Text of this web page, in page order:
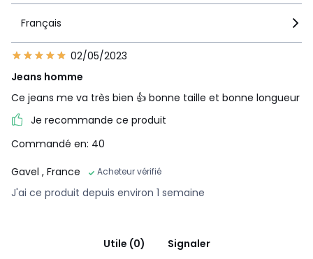
Français
02/05/2023
Jeans homme
Ce jeans me va très bien 👍 bonne taille et bonne longueur
Je recommande ce produit
Commandé en: 40
Gavel , France Acheteur vérifié
J'ai ce produit depuis environ 1 semaine
Utile (0)
Signaler